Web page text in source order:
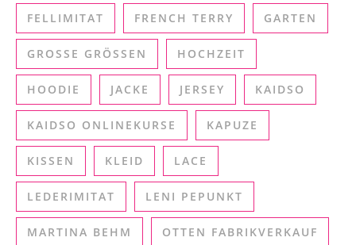
FELLIMITAT FRENCH TERRY GARTEN
GROSSE GRÖSSEN HOCHZEIT
HOODIE JACKE JERSEY KAIDSO
KAIDSO ONLINEKURSE KAPUZE
KISSEN KLEID LACE
LEDERIMITAT LENI PEPUNKT
MARTINA BEHM OTTEN FABRIKVERKAUF